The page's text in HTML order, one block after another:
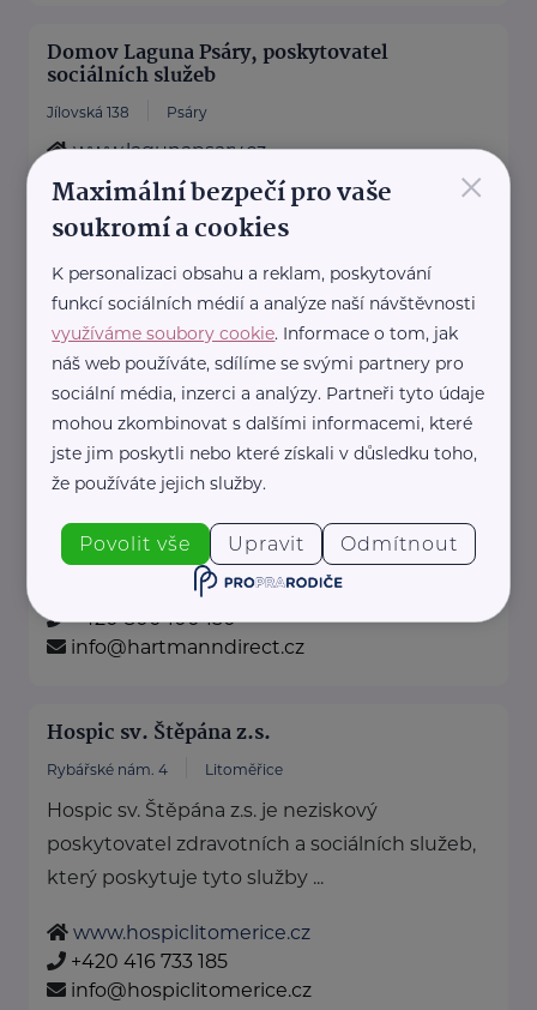
Domov Laguna Psáry, poskytovatel
sociálních služeb
Jílovská 138 Psáry
www.lagunapsary.cz
+420 241 640 609
lagunapsary@volny.cz
HARTMANN – RICO a.s.
Masarykovo nám. 77 Veverská Bítýška
HARTMANN je odborník na
zdravotnické pomůcky a
tradicí.
https://hartmanndirect.com/cs-cz
+420 800 100 150
info@hartmanndirect.cz
Hospic sv. Štěpána z.s.
Rybářské nám. 4 Litoměřice
Hospic sv. Štěpána z.s. je neziskový
poskytovatel zdravotních a sociálních služeb,
který poskytuje tyto služby ...
www.hospiclitomerice.cz
+420 416 733 185
info@hospiclitomerice.cz
×
Maximální bezpečí pro vaše
soukromí a cookies
K personalizaci obsahu a reklam, poskytování
funkcí sociálních médií a analýze naší návštěvnosti
využíváme soubory cookie. Informace o tom, jak
náš web používáte, sdílíme se svými partnery pro
sociální média, inzerci a analýzy. Partneři tyto údaje
mohou zkombinovat s dalšími informacemi, které
jste jim poskytli nebo které získali v důsledku toho,
že používáte jejich služby.
Povolit vše Upravit Odmítnout